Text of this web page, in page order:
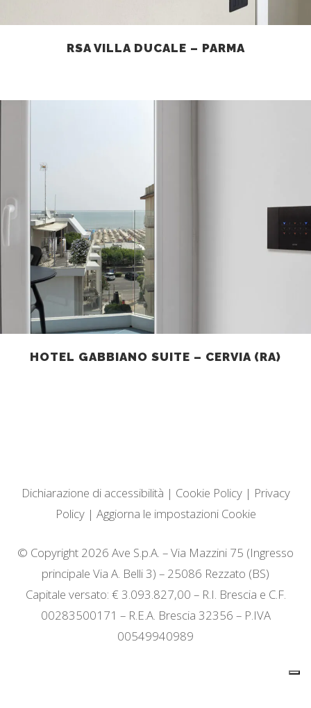
RSA VILLA DUCALE – PARMA
HOTEL GABBIANO SUITE – CERVIA (RA)
Dichiarazione di accessibilità | Cookie Policy| Privacy
Policy| Aggiorna le impostazioni Cookie
© Copyright 2026 Ave S.p.A. – Via Mazzini 75 (Ingresso
principale Via A. Belli 3) – 25086 Rezzato (BS)
Capitale versato: € 3.093.827,00 – R.I. Brescia e C.F.
00283500171 – R.E.A. Brescia 32356 – P.IVA
00549940989